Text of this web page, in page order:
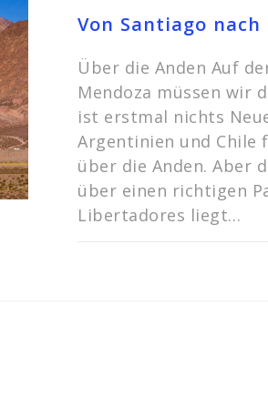
Von Santiago nach
Über die Anden Auf
Mendoza müssen wir
ist erstmal nichts
Argentinien und Chile
über die Anden. Aber
über einen richtigen
Libertadores liegt…